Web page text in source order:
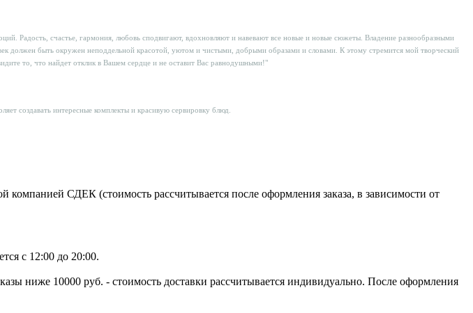
Радость, счастье, гармония, любовь сподвигают, вдохновляют и навевают все новые и новые сюжеты. Владение разнообразными
должен быть окружен неподдельной красотой, уютом и чистыми, добрыми образами и словами. К этому стремится мой творческий
то, что найдет отклик в Вашем сердце и не оставит Вас равнодушными!"
создавать интересные комплекты и красивую сервировку блюд.
СДЕК (стоимость рассчитывается после оформления заказа, в зависимости от
с 12:00 до 20:00.
ниже 10000 руб. - стоимость доставки рассчитывается индивидуально. После оформления